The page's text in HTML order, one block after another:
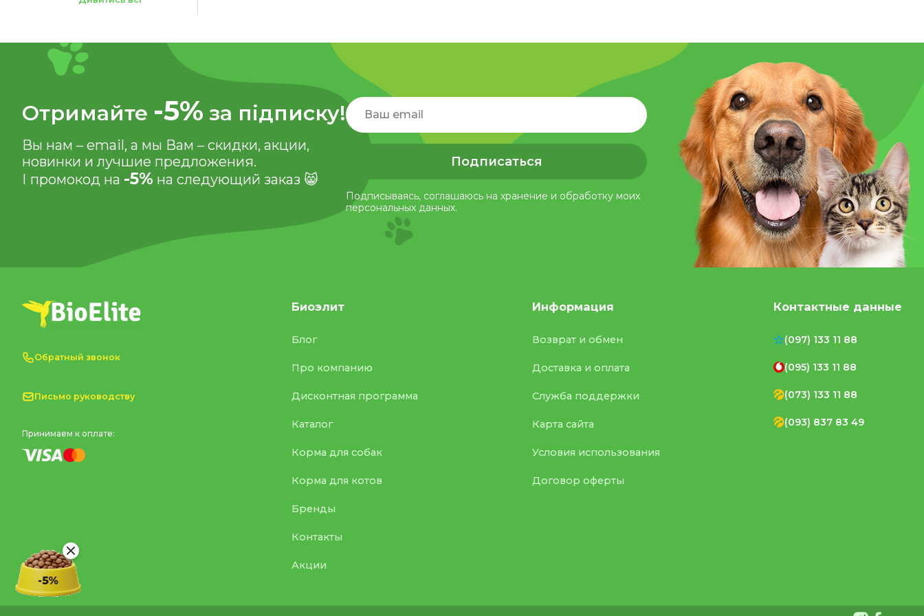
-5%
Отримайте -5% за підписку!
Вы нам – email, а мы Вам – скидки, акции,
новинки и лучшие предложения.
І промокод на -5% на следующий заказ 😸
Подписаться
Подписываясь, соглашаюсь на хранение и обработку моих
персональных данных.
Обратный звонок
Письмо руководству
Принимаем к оплате:
Биоэлит
Блог
Про компанию
Дисконтная программа
Каталог
Корма для собак
Корма для котов
Бренды
Контакты
Акции
Информация
Возврат и обмен
Доставка и оплата
Служба поддержки
Карта сайта
Условия использования
Договор оферты
Контактные данные
(097) 133 11 88
(095) 133 11 88
(073) 133 11 88
(093) 837 83 49